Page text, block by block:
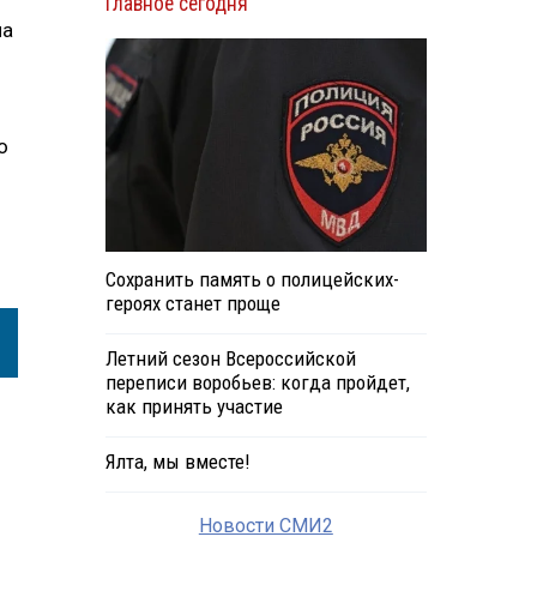
Сохранить память о полицейских-
героях станет проще
Летний сезон Всероссийской
переписи воробьев: когда пройдет,
как принять участие
Ялта, мы вместе!
Новости СМИ2